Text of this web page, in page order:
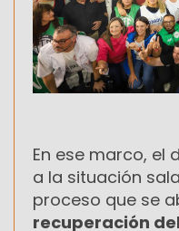
En ese marco, el
a la situación
proceso que se
recuperación